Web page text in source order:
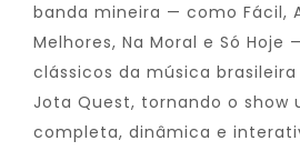
banda mineira — como Fácil,
Melhores, Na Moral e Só Hoje
clássicos da música
Jota Quest, tornando o show
completa, dinâmica e